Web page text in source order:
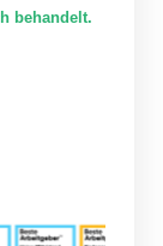
behandelt.